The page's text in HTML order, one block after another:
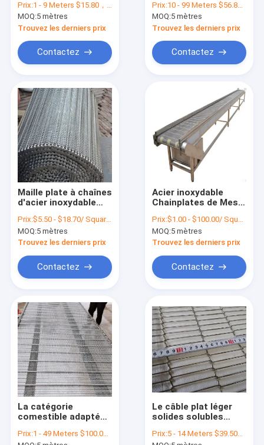
Produits
A propos de nous
Visite d'usine
Contrôle de la qualité
inoxydable en métal
d'OEM
Prix:1 - 9 Meters $15.80， 10 - 99 Meters $14.80， >=100 Meters $13.80
MOQ:5 mètres
Trouvez les derniers prix
Contactez
chaînes en métal
d'acier inoxydable
Prix:10 - 99 Meters $56.80， 100 - 999 Meters $47.60， >=1000 Meters $25.20
MOQ:5 mètres
Trouvez les derniers prix
Contactez
Maille plate à chaînes
d'acier inoxydable
Conveyor de Tiande
Prix:$5.50 - $18.70/ Square Meter|1 Square Meter/Square Meters(Min. Order)
MOQ:5 mètres
Trouvez les derniers prix
Contactez
Acier inoxydable
Chainplates de Mesh
fil d'OEM
Prix:$1.00 - $100.00/ Square Meter|10 Square Meter/Square Meters(Min. Order)
MOQ:5 mètres
Trouvez les derniers prix
Contactez
La catégorie
comestible adaptée
304 solides solubles
Prix:1 - 49 Meters $100.00， 50 - 99 Meters $95.00， >=100 Meters $90.00
Le câble plat léger
solides solubles
de Mesh Conveyor
Prix:5 - 14 Meters $39.50， 15 - 29 Meters $36.50， 30 - 99 Meters $28.60， >=100 Meters $23.80